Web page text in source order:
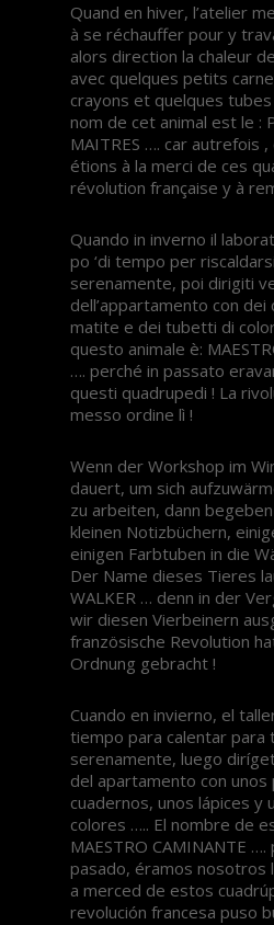
Quand en hiver, l’atelier
à se réchauffer pour y
alors direction la chaleur
avec quelques petits
crayons et quelques
nom de cet animal est le :
MAITRES …. car autrefois ,
étions à la merci de ces
révolution française y à
Quando in inverno il
po ‘di tempo per
serenamente, poi dirigiti
dell’appartamento con dei
matite e dei tubetti di
questo animale è:
…. perché in passato
questi quadrupedi ! La
messo ordine lì !
Wenn der Workshop im
dauert, um sich
zu arbeiten, dann
kleinen Notizbüchern,
einigen Farbtuben in die
Der Name dieses Tieres
WALKER … denn in der
wir diesen Vierbeinern
französische Revolution
Ordnung gebracht !
Cuando en invierno, el
tiempo para calentar para
serenamente, luego
del apartamento con unos
cuadernos, unos lápices y
colores ….. El nombre de
MAESTRO CAMINANTE ….
pasado, éramos nosotros
a merced de estos
revolución francesa puso